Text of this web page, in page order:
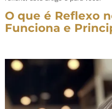
O que é Reflexo
Funciona e